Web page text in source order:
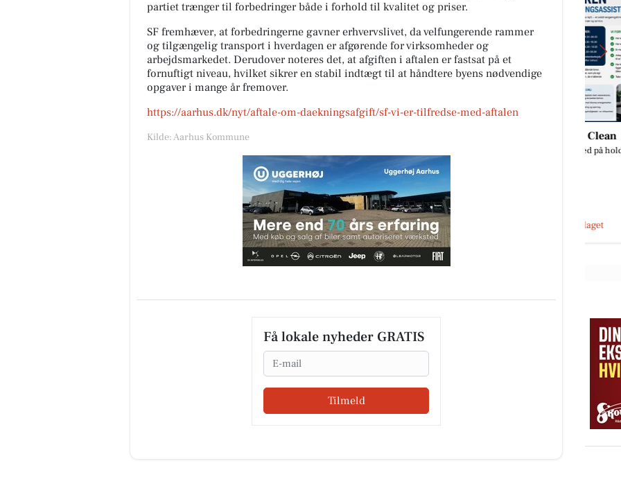
partiet trænger til forbedringer både i forhold til kvalitet og priser.
SF fremhæver, at forbedringerne gavner erhvervslivet, da velfungerende rammer
og tilgængelig transport i hverdagen er afgørende for virksomheder og
arbejdsmarkedet. Derudover noteres det, at afgiften i aftalen er fastsat på et
fornuftigt niveau, hvilket sikrer en stabil indtægt til at håndtere byens nødvendige
opgaver i mange år fremover.
https://aarhus.dk/nyt/aftale-om-daekningsafgift/sf-vi-er-tilfredse-med-aftalen
Kilde: Aarhus Kommune
Få lokale nyheder GRATIS
Email
Tilmeld
Fairpaint ApS
BÆREDYGTIGE VALG Leder du
efter et bæredygtigt alternativ
uden unødvendig kemi? Så er
Fairpaint det...
Åbn opslaget Åbn opslaget